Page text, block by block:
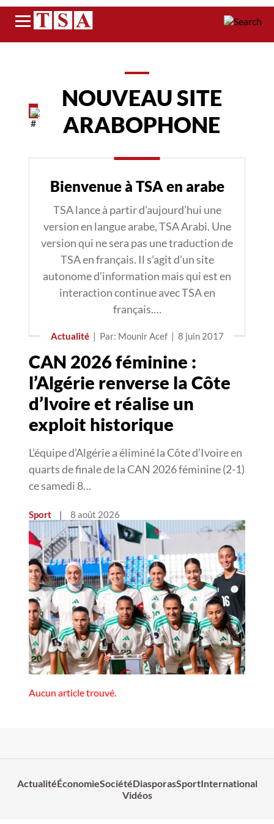
Menu
NOUVEAU SITE
ARABOPHONE
Bienvenue à TSA en arabe
TSA lance à partir d’aujourd’hui une
version en langue arabe, TSA Arabi. Une
version qui ne sera pas une traduction de
TSA en français. Il s’agit d’un site
autonome d’information mais qui est en
interaction continue avec TSA en
français.…
Actualité | Par: Mounir Acef | 8 juin 2017
CAN 2026 féminine :
l’Algérie renverse la Côte
d’Ivoire et réalise un
exploit historique
L’équipe d’Algérie a éliminé la Côte d’Ivoire en
quarts de finale de la CAN 2026 féminine (2-1)
ce samedi 8…
Sport | 8 août 2026
Aucun article trouvé.
ActualitéÉconomieSociétéDiasporasSportInternational
Vidéos